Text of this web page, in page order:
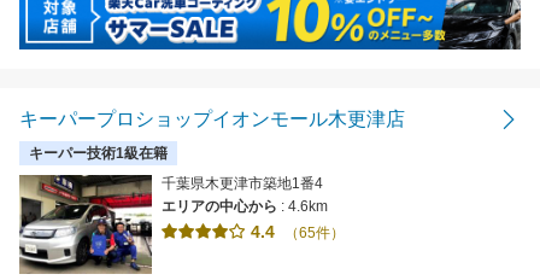
キーパープロショップイオンモール木更津店
キーパー技術1級在籍
千葉県木更津市築地1番4
エリアの中心から : 4.6km
4.4 （65件）